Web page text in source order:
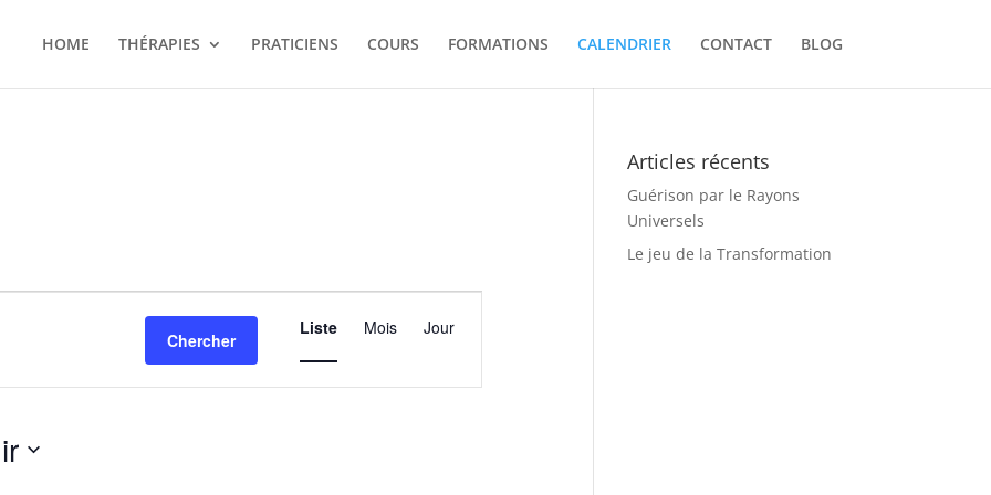
HOME THÉRAPIES PRATICIENS COURS FORMATIONS CALENDRIER CONTACT BLOG
Chercher
Navigation
de
Liste Mois Jour
Articles récents
Guérison par le Rayons
Universels
Le jeu de la Transformation